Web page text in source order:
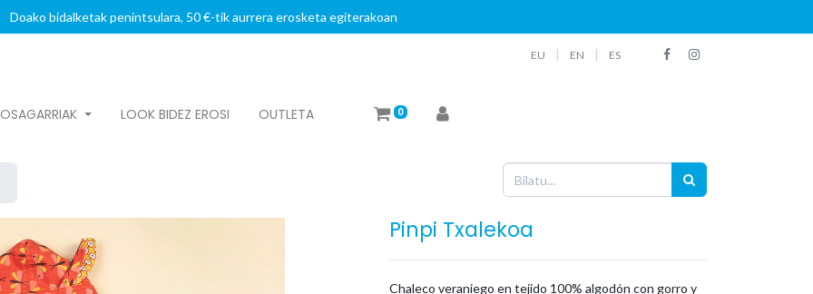
Doako bidalketak penintsulara, 50 €-tik aurrera erosketa egiterakoan
EU EN ES
OSAGARRIAK LOOK BIDEZ EROSI OUTLETA 0
Pinpi Txalekoa
Chaleco veraniego en tejido 100% algodón con gorro y